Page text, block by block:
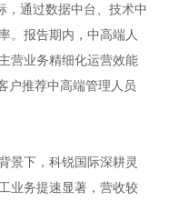
，通过数据中台、技术中
。报告期内，中高端人
营业务精细化运营效能
户推荐中高端管理人员
景下，科锐国际深耕灵
业务提速显著，营收较